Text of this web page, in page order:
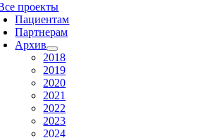
проекты
Пациентам
Партнерам
Архив
2018
2019
2020
2021
2022
2023
2024